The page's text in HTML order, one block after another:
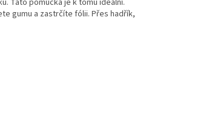
Tato pomůcka je k tomu ideální.
gumu a zastrčíte fólii. Přes hadřík,